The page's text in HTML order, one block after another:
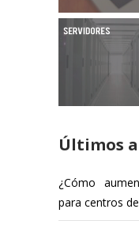
Últimos
¿Cómo
para centros